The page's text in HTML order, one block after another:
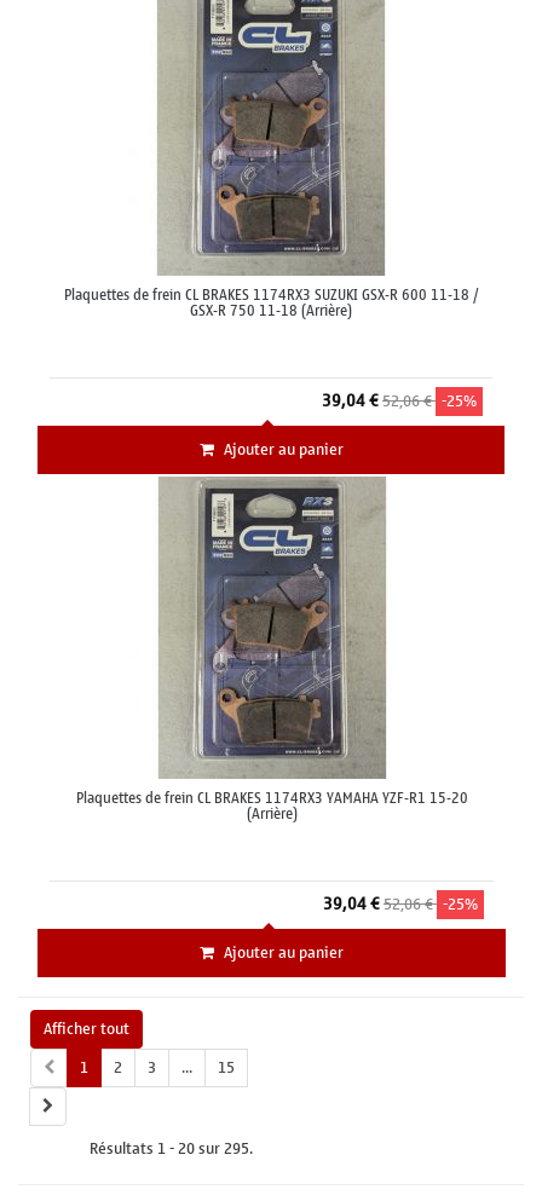
Plaquettes de frein CL BRAKES 1174RX3 SUZUKI GSX-R 600 11-18 /
GSX-R 750 11-18 (Arrière)
39,04 €52,06 € -25%
Ajouter au panier
Plaquettes de frein CL BRAKES 1174RX3 YAMAHA YZF-R1 15-20
(Arrière)
39,04 €52,06 € -25%
Ajouter au panier
Afficher tout
1
2 3 ... 15
Résultats 1 - 20 sur 295.